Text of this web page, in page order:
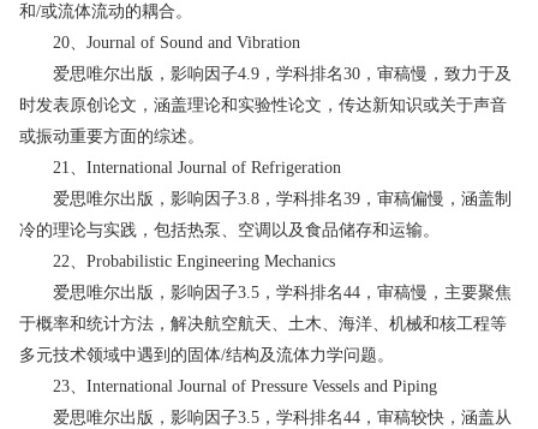
和/或流体流动的耦合。
20、Journal of Sound and Vibration
爱思唯尔出版，影响因子4.9，学科排名30，审稿慢，致力于及
时发表原创论文，涵盖理论和实验性论文，传达新知识或关于声音
或振动重要方面的综述。
21、International Journal of Refrigeration
爱思唯尔出版，影响因子3.8，学科排名39，审稿偏慢，涵盖制
冷的理论与实践，包括热泵、空调以及食品储存和运输。
22、Probabilistic Engineering Mechanics
爱思唯尔出版，影响因子3.5，学科排名44，审稿慢，主要聚焦
于概率和统计方法，解决航空航天、土木、海洋、机械和核工程等
多元技术领域中遇到的固体/结构及流体力学问题。
23、International Journal of Pressure Vessels and Piping
爱思唯尔出版，影响因子3.5，学科排名44，审稿较快，涵盖从